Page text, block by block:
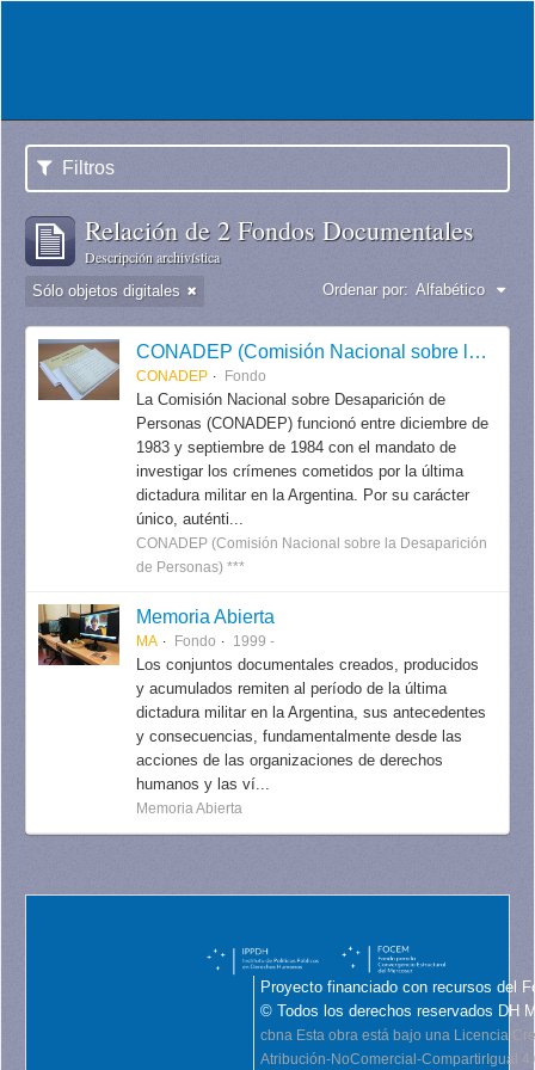
Filtros
Relación de 2 Fondos Documentales
Descripción archivística
Sólo objetos digitales Ordenar por: Alfabético
CONADEP (Comisión Nacional sobre la Desaparición de Personas)
CONADEP Fondo
La Comisión Nacional sobre Desaparición de
Personas (CONADEP) funcionó entre diciembre de
1983 y septiembre de 1984 con el mandato de
investigar los crímenes cometidos por la última
dictadura militar en la Argentina. Por su carácter
único, auténti...
CONADEP (Comisión Nacional sobre la Desaparición
de Personas) ***
Memoria Abierta
MA Fondo 1999 -
Los conjuntos documentales creados, producidos
y acumulados remiten al período de la última
dictadura militar en la Argentina, sus antecedentes
y consecuencias, fundamentalmente desde las
acciones de las organizaciones de derechos
humanos y las ví...
Memoria Abierta
Proyecto financiado con recursos del
© Todos los derechos reservados DH
cbna Esta obra está bajo una Licencia
Atribución-NoComercial-CompartirIgual